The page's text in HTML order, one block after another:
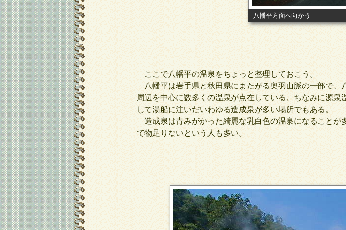
八幡平方面へ向かう
ここで八幡平の温泉をちょっと整理しておこう。
八幡平は岩手県と秋田県にまたがる奥羽山脈の一部で、
周辺を中心に数多くの温泉が点在している。ちなみに源
して湯船に注いだいわゆる造成泉が多い場所でもある。
造成泉は青みがかった綺麗な乳白色の温泉になることが
て物足りないという人も多い。